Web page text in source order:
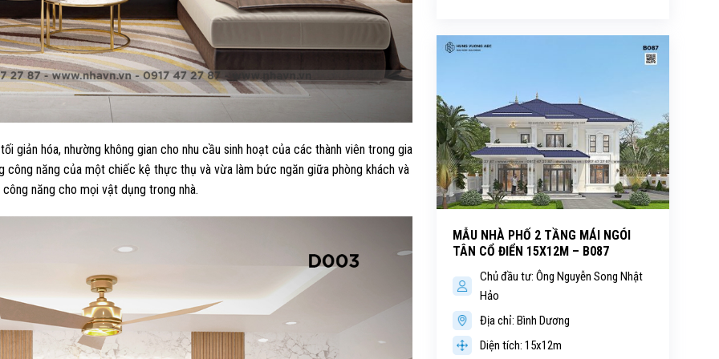
MẪU NHÀ PHỐ 2 TẦNG MÁI NGÓI
TÂN CỔ ĐIỂN 15X12M – B087
Chủ đầu tư: Ông Nguyễn Song Nhật
Hảo
Địa chỉ: Bình Dương
Diện tích: 15x12m
giản hóa, nhường không gian cho nhu cầu sinh hoạt của các thành viên trong gia
năng của một chiếc kệ thực thụ và vừa làm bức ngăn giữa phòng khách và
năng cho mọi vật dụng trong nhà.